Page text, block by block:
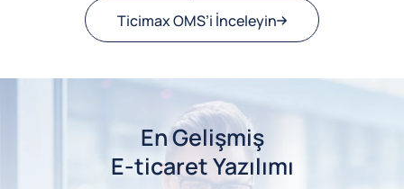
Ticimax OMS’i İnceleyin
En Gelişmiş
E-ticaret Yazılımı